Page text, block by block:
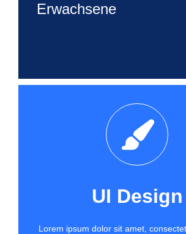
Erwachsene
UI Design
Lorem ipsum dolor sit amet,